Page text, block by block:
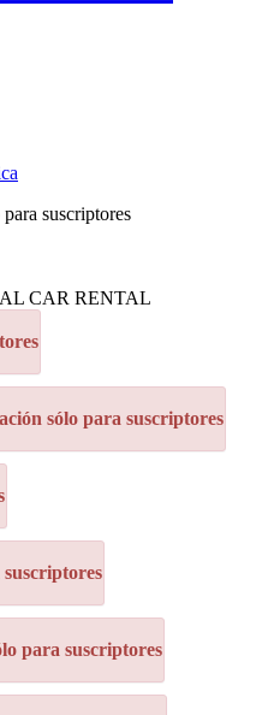
suscriptores
CAR RENTAL
sólo para suscriptores
para suscriptores